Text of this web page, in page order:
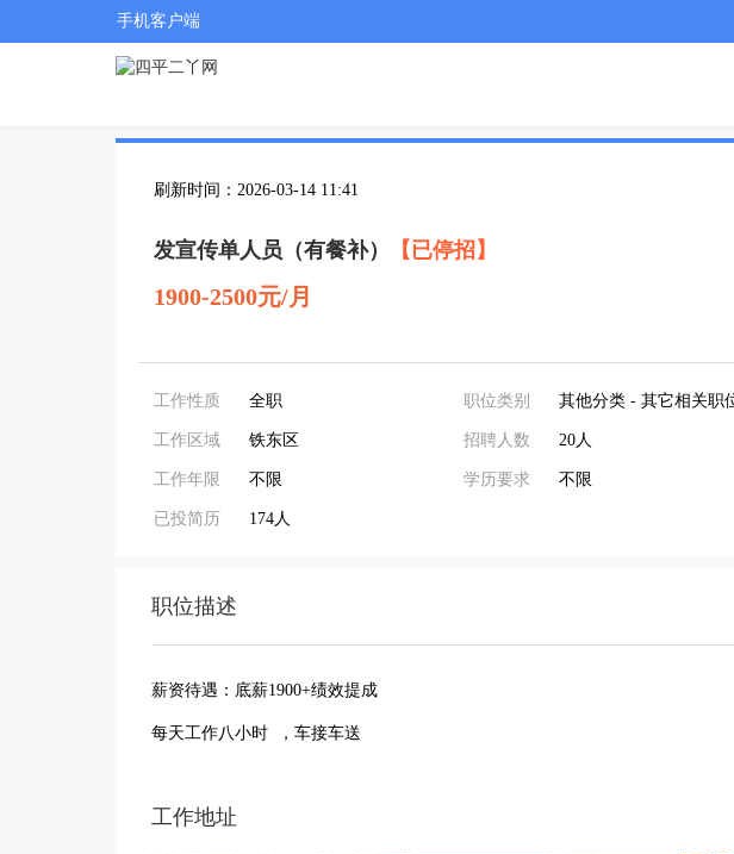
手机客户端
刷新时间：2026-03-14 11:41
发宣传单人员（有餐补） 【已停招】
1900-2500元/月
工作性质 全职
工作区域 铁东区
工作年限 不限
已投简历 174人
职位类别 其他分类 - 其它相关职
招聘人数 20人
学历要求 不限
职位描述
薪资待遇：底薪1900+绩效提成
每天工作八小时 ，车接车送
工作地址